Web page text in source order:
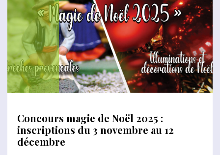
Concours magie de Noël 2025 :
inscriptions du 3 novembre au 12
décembre